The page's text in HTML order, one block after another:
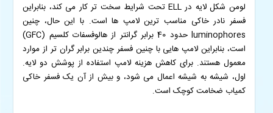
لومن شکل لایه در ELL تحت شرایط سخت تر کار می کند، بنابراین
فسفر نادر خاکی مناسب ترین لامپ ها است. با این حال، چنین
luminophores حدود 40 برابر گرانتر از هالوفسفات کلسیم (GFC)
است، بنابراین لامپ هایی با چنین فسفر چندین برابر گران تر از موارد
معمول هستند. برای کاهش هزینه لامپ استفاده از پوشش دو لایه.
اول، شیشه به شیشه اعمال می شود، و بیش از آن یک فسفر خاکی
کمیاب ضخامت کوچک است.